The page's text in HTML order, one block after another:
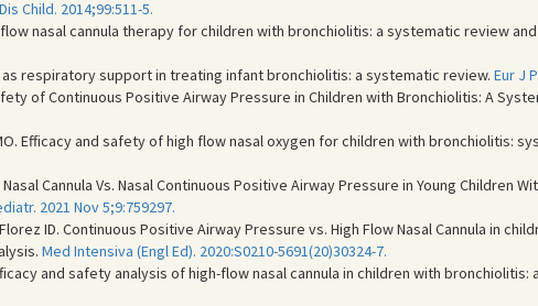
Child. 2014;99:511-5.
flow nasal cannula therapy for children with bronchiolitis: a systematic review
as respiratory support in treating infant bronchiolitis: a systematic review. Eur J
of Continuous Positive Airway Pressure in Children with Bronchiolitis: A
Efficacy and safety of high flow nasal oxygen for children with bronchiolitis:
Cannula Vs. Nasal Continuous Positive Airway Pressure in Young Children
2021 Nov 5;9:759297.
ID. Continuous Positive Airway Pressure vs. High Flow Nasal Cannula in
Med Intensiva (Engl Ed). 2020:S0210-5691(20)30324-7.
and safety analysis of high-flow nasal cannula in children with